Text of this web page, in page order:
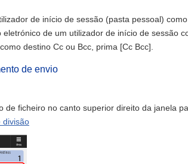
de início de sessão (pasta pessoal)
de um utilizador de início de sessão
destino Cc ou Bcc, prima [Cc Bcc].
de envio
de ficheiro no canto superior direito da janela
divisão